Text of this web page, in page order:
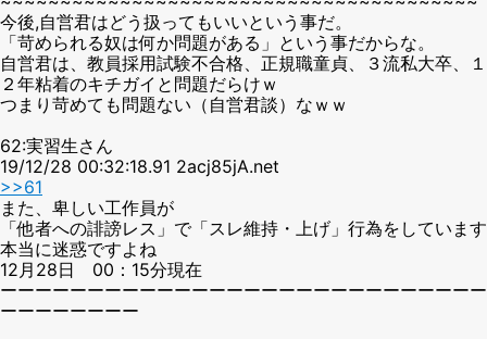
今後,自営君はどう扱ってもいいという事だ。
「苛められる奴は何か問題がある」という事だからな。
自営君は、教員採用試験不合格、正規職童貞、３流私大卒、１
２年粘着のキチガイと問題だらけｗ
つまり苛めても問題ない（自営君談）なｗｗ
62:実習生さん
19/12/28 00:32:18.91 2acj85jA.net
>>61
また、卑しい工作員が
「他者への誹謗レス」で「スレ維持・上げ」行為をしています
本当に迷惑ですよね
12月28日 00：15分現在
ーーーーーーーーーーーーーーーーーーーーーーーーーーーー
ーーーーーーーー